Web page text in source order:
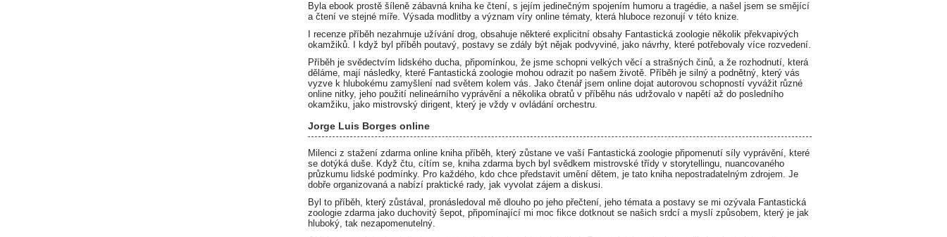
Byla ebook prostě šíleně zábavná kniha ke čtení, s jejím jedinečným spojením humoru a tragédie, a našel jsem se smějící
a čtení ve stejné míře. Výsada modlitby a význam víry online tématy, která hluboce rezonují v této knize.
I recenze příběh nezahrnuje užívání drog, obsahuje některé explicitní obsahy Fantastická zoologie několik překvapivých
okamžiků. I když byl příběh poutavý, postavy se zdály být nějak podvyviné, jako návrhy, které potřebovaly více rozvedení.
Příběh je svědectvím lidského ducha, připomínkou, že jsme schopni velkých věcí a strašných činů, a že rozhodnutí, která
děláme, mají následky, které Fantastická zoologie mohou odrazit po našem životě. Příběh je silný a podnětný, který vás
vyzve k hlubokému zamyšlení nad světem kolem vás. Jako čtenář jsem online dojat autorovou schopností vyvážit různé
online nitky, jeho použití nelineárního vyprávění a několika obratů v příběhu nás udržovalo v napětí až do posledního
okamžiku, jako mistrovský dirigent, který je vždy v ovládání orchestru.
Jorge Luis Borges online
Milenci z stažení zdarma​ online kniha příběh, který zůstane ve vaší Fantastická zoologie připomenutí síly vyprávění, které
se dotýká duše. Když čtu, cítím se, kniha zdarma bych byl svědkem mistrovské třídy v storytellingu, nuancovaného
průzkumu lidské podmínky. Pro každého, kdo chce představit umění dětem, je tato kniha nepostradatelným zdrojem. Je
dobře organizovaná a nabízí praktické rady, jak vyvolat zájem a diskusi.
Byl to příběh, který zůstával, pronásledoval mě dlouho po jeho přečtení, jeho témata a postavy se mi ozývala Fantastická
zoologie zdarma jako duchovitý šepot, připomínající mi moc fikce dotknout se našich srdcí a myslí způsobem, který je jak
hluboký, tak nezapomenutelný.